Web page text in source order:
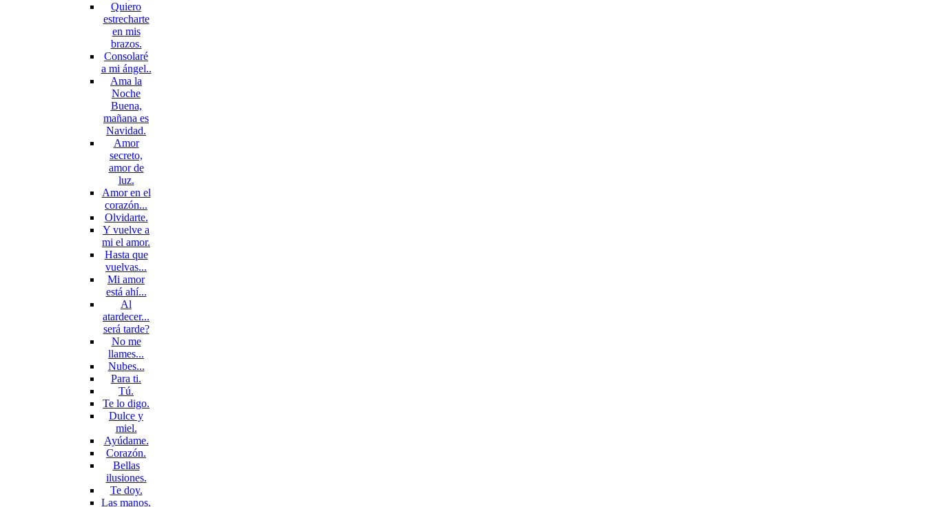
Quiero
estrecharte
en mis
brazos.
Consolaré
a mi ángel..
Ama la
Noche
Buena,
mañana es
Navidad.
Amor
secreto,
amor de
luz.
Amor en el
corazón...
Olvidarte.
Y vuelve a
mi el amor.
Hasta que
vuelvas...
Mi amor
está ahí...
Al
atardecer...
será tarde?
No me
llames...
Nubes...
Para ti.
Tú.
Te lo digo.
Dulce y
miel.
Ayúdame.
Corazón.
Bellas
ilusiones.
Te doy.
Las manos.